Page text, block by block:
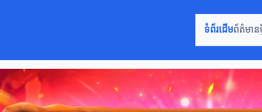
ទំព័រដើមព័ត៌មាន